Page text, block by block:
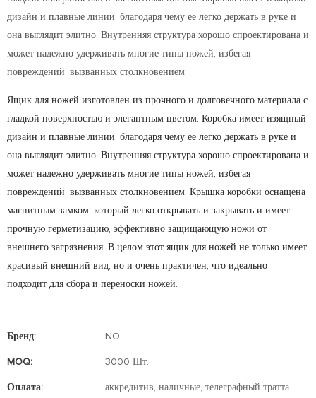
дизайн и плавные линии, благодаря чему ее легко держать в руке и
она выглядит элитно. Внутренняя структура хорошо спроектирована и
может надежно удерживать многие типы ножей, избегая
повреждений, вызванных столкновением.
Ящик для ножей изготовлен из прочного и долговечного материала с
гладкой поверхностью и элегантным цветом. Коробка имеет изящный
дизайн и плавные линии, благодаря чему ее легко держать в руке и
она выглядит элитно. Внутренняя структура хорошо спроектирована и
может надежно удерживать многие типы ножей, избегая
повреждений, вызванных столкновением. Крышка коробки оснащена
магнитным замком, который легко открывать и закрывать и имеет
прочную герметизацию, эффективно защищающую ножи от
внешнего загрязнения. В целом этот ящик для ножей не только имеет
красивый внешний вид, но и очень практичен, что идеально
подходит для сбора и переноски ножей.
Бренд: NO
MOQ: 3000 Шт.
Оплата: аккредитив, наличные, телеграфный тратта